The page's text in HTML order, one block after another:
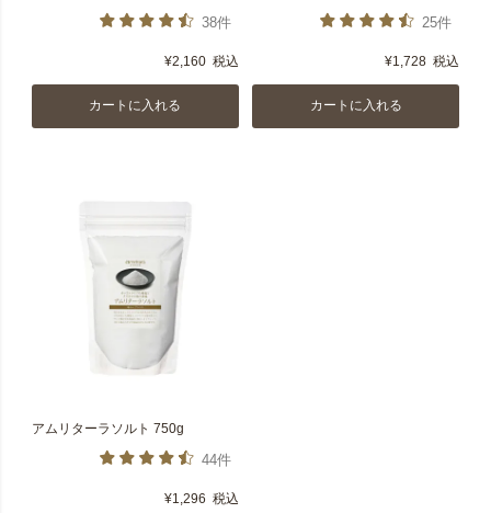
38件
¥2,160 税込
カートに入れる
25件
¥1,728 税込
カートに入れる
アムリターラソルト 750g
44件
¥1,296 税込